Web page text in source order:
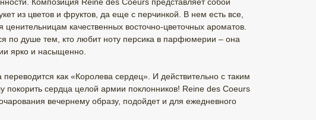
Композиция Reine des Coeurs представляет собой
из цветов и фруктов, да еще с перчинкой. В нем есть все,
ценительницам качественных восточно-цветочных ароматов.
по душе тем, кто любит ноту персика в парфюмерии – она
ярко и насыщенно.
как «Королева сердец». И действительно с таким
покорить сердца целой армии поклонников! Reine des Coeurs
вечернему образу, подойдет и для ежедневного